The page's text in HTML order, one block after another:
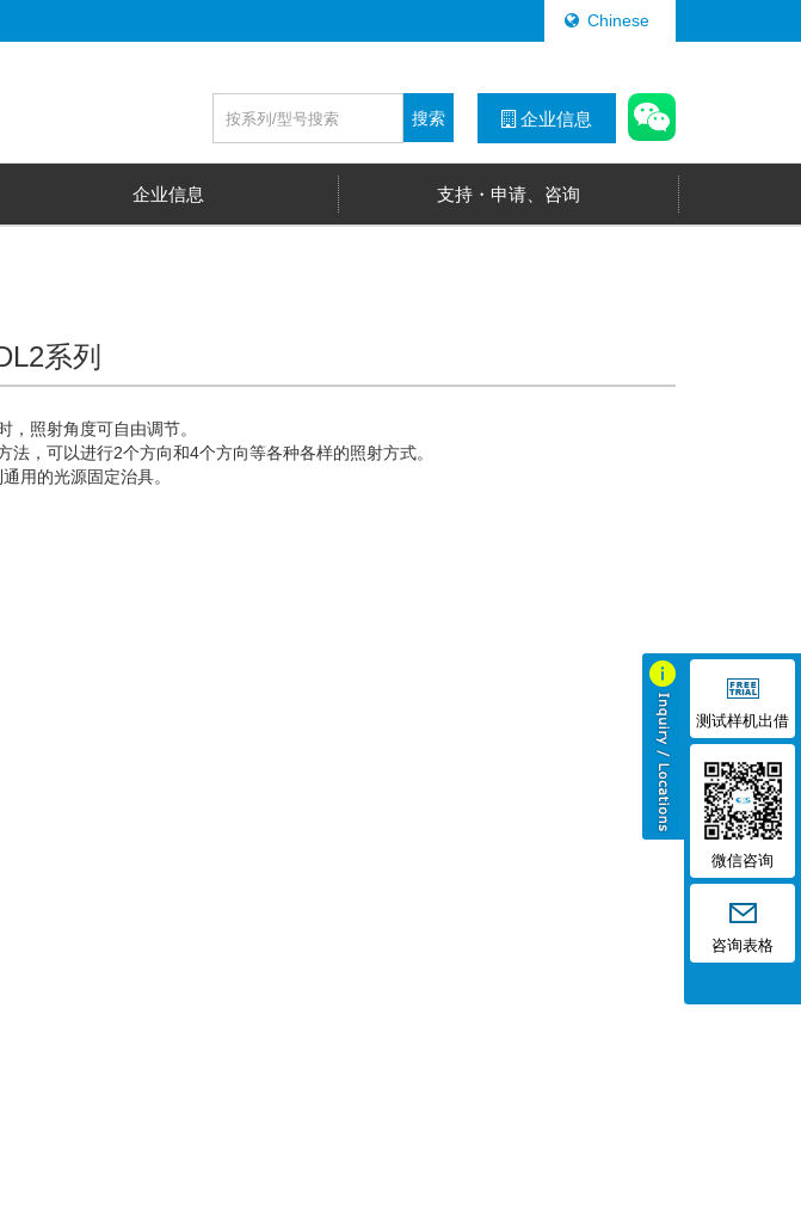
Chinese
企业信息
搜索
企业信息 支持・申请、咨询
系列
，照射角度可自由调节。
法，可以进行2个方向和4个方向等各种各样的照射方式。
用的光源固定治具。
测试样机出借
微信咨询
咨询表格